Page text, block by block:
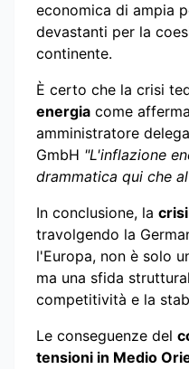
economica di ampia
devastanti per la
continente.
È certo che la crisi
energia come
amministratore
GmbH "L'inflazione
drammatica qui che
In conclusione, la
travolgendo la
l'Europa, non è solo
ma una sfida
competitività e la
Le conseguenze del
tensioni in Medio